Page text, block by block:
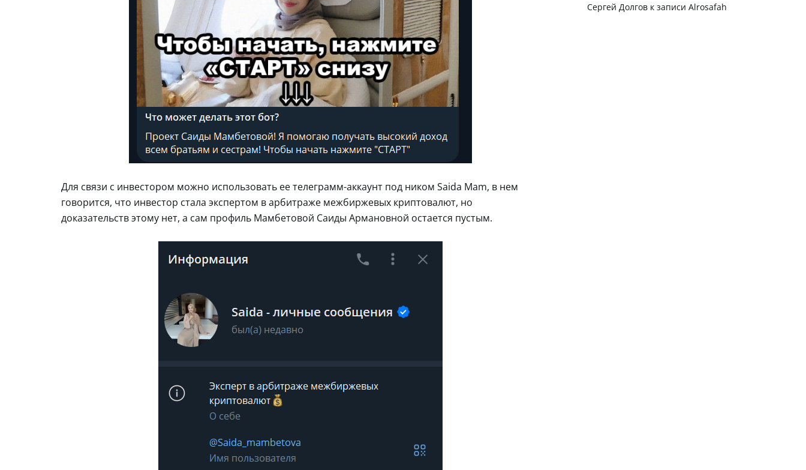
Для связи с инвестором можно использовать ее телеграмм-аккаунт под ником Saida Mam, в нем
говорится, что инвестор стала экспертом в арбитраже межбиржевых криптовалют, но
доказательств этому нет, а сам профиль Мамбетовой Саиды Армановной остается пустым.
Сергей Долговк записи Alrosafah